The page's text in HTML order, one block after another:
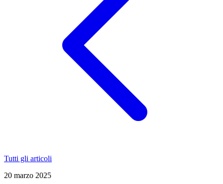
Tutti gli articoli
20 marzo 2025